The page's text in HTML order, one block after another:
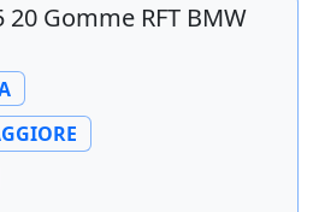
20 Gomme RFT BMW